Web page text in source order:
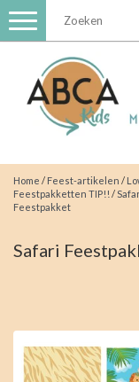
Toggle
navigation
Home / Feest-artikelen /
Feestpakketten TIP!! /
Feestpakket
Safari